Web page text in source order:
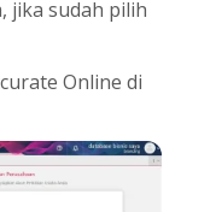
jika sudah pilih
Online di